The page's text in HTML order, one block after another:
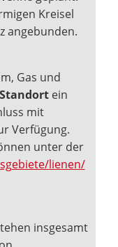
Kreisel
angebunden.
Gas und
ein
mit
Verfügung.
unter der
lienen/
insgesamt